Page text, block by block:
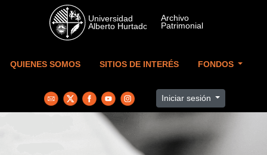
Skip to main content
QUIENES SOMOS SITIOS DE INTERÉS FONDOS
Iniciar sesión